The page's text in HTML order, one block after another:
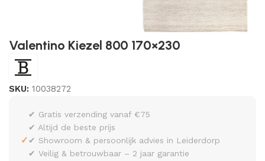
Valentino Kiezel 800 170×230
SKU: 10038272
✓
✔ Gratis verzending vanaf €75
✔ Altijd de beste prijs
✔ Showroom & persoonlijk advies in Leiderdorp
✔ Veilig & betrouwbaar – 2 jaar garantie